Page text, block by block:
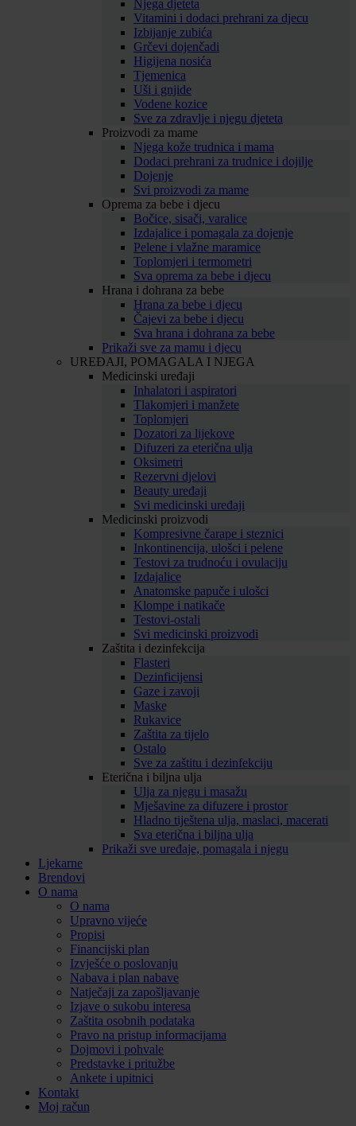
Njega djeteta
Vitamini i dodaci prehrani za djecu
Izbijanje zubića
Grčevi dojenčadi
Higijena nosića
Tjemenica
Uši i gnjide
Vodene kozice
Sve za zdravlje i njegu djeteta
Proizvodi za mame
Njega kože trudnica i mama
Dodaci prehrani za trudnice i dojilje
Dojenje
Svi proizvodi za mame
Oprema za bebe i djecu
Bočice, sisači, varalice
Izdajalice i pomagala za dojenje
Pelene i vlažne maramice
Toplomjeri i termometri
Sva oprema za bebe i djecu
Hrana i dohrana za bebe
Hrana za bebe i djecu
Čajevi za bebe i djecu
Sva hrana i dohrana za bebe
Prikaži sve za mamu i djecu
UREĐAJI, POMAGALA I NJEGA
Medicinski uređaji
Inhalatori i aspiratori
Tlakomjeri i manžete
Toplomjeri
Dozatori za lijekove
Difuzeri za eterična ulja
Oksimetri
Rezervni djelovi
Beauty uređaji
Svi medicinski uređaji
Medicinski proizvodi
Kompresivne čarape i steznici
Inkontinencija, ulošci i pelene
Testovi za trudnoću i ovulaciju
Izdajalice
Anatomske papuče i ulošci
Klompe i natikače
Testovi-ostali
Svi medicinski proizvodi
Zaštita i dezinfekcija
Flasteri
Dezinficijensi
Gaze i zavoji
Maske
Rukavice
Zaštita za tijelo
Ostalo
Sve za zaštitu i dezinfekciju
Eterična i biljna ulja
Ulja za njegu i masažu
Mješavine za difuzere i prostor
Hladno tiještena ulja, maslaci, macerati
Sva eterična i biljna ulja
Prikaži sve uređaje, pomagala i njegu
Ljekarne
Brendovi
O nama
O nama
Upravno vijeće
Propisi
Financijski plan
Izvješće o poslovanju
Nabava i plan nabave
Natječaji za zapošljavanje
Izjave o sukobu interesa
Zaštita osobnih podataka
Pravo na pristup informacijama
Dojmovi i pohvale
Predstavke i pritužbe
Ankete i upitnici
Kontakt
Moj račun